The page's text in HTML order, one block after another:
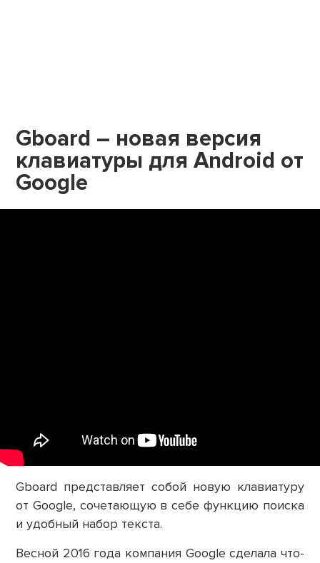
Gboard – новая версия
клавиатуры для Android от
Google
Gboard представляет собой новую клавиатуру
от Google, сочетающую в себе функцию поиска
и удобный набор текста.
Весной 2016 года компания Google сделала что-